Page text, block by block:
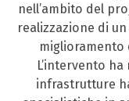
nell’ambito del
realizzazione di
miglioramento
L’intervento
infrastrutture